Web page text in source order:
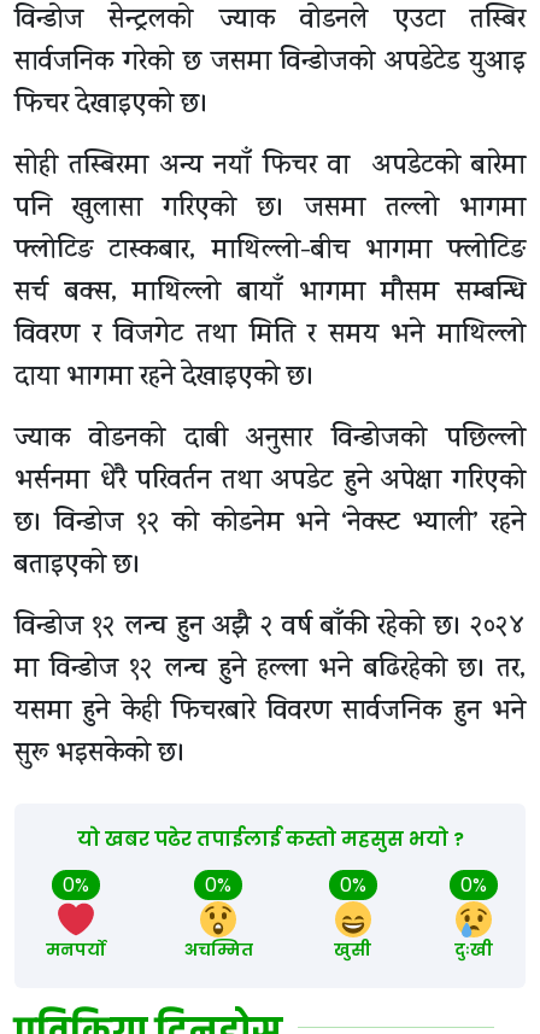
विन्डोज सेन्ट्रलको ज्याक वोडनले एउटा तस्बिर
सार्वजनिक गरेको छ जसमा विन्डोजको अपडेटेड युआइ
फिचर देखाइएको छ।
सोही तस्बिरमा अन्य नयाँ फिचर वा अपडेटको बारेमा
पनि खुलासा गरिएको छ। जसमा तल्लो भागमा
फ्लोटिङ टास्कबार, माथिल्लो-बीच भागमा फ्लोटिङ
सर्च बक्स, माथिल्लो बायाँ भागमा माैसम सम्बन्धि
विवरण र विजगेट तथा मिति र समय भने माथिल्लो
दाया भागमा रहने देखाइएको छ।
ज्याक वोडनको दाबी अनुसार विन्डोजको पछिल्लो
भर्सनमा धेरै परिवर्तन तथा अपडेट हुने अपेक्षा गरिएको
छ। विन्डोज १२ को कोडनेम भने ‘नेक्स्ट भ्याली’ रहने
बताइएको छ।
विन्डोज १२ लन्च हुन अझै २ वर्ष बाँकी रहेको छ। २०२४
मा विन्डोज १२ लन्च हुने हल्ला भने बढिरहेको छ। तर,
यसमा हुने केही फिचरबारे विवरण सार्वजनिक हुन भने
सुरू भइसकेको छ।
यो खबर पढेर तपाईलाई कस्तो महसुस भयो ?
0%
मनपर्यो
0%
अचम्मित
0%
खुसी
0%
दुःखी